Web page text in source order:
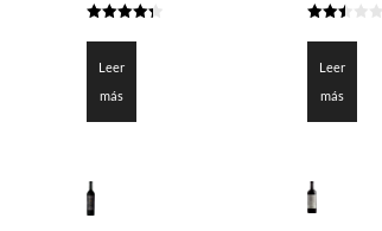
de 5
Leer
más
de 5
Leer
más